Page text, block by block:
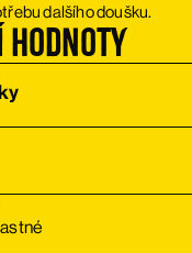
dalšího doušku.